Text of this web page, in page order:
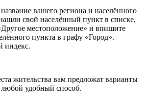
вашего региона и населённого
свой населённый пункт в списке,
местоположение» и впишите
пункта в графу «Город».
индекс.
жительства вам предложат варианты
удобный способ.